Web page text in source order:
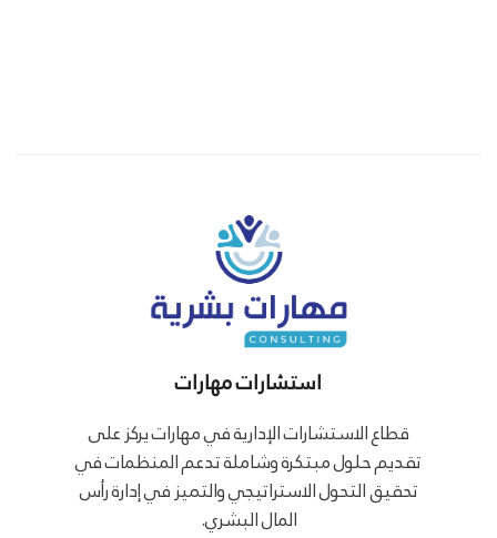
استشارات مهارات
قطاع الاستشارات الإدارية في مهارات يركز على
تقديم حلول مبتكرة وشاملة تدعم المنظمات في
تحقيق التحول الاستراتيجي والتميز في إدارة رأس
المال البشري.